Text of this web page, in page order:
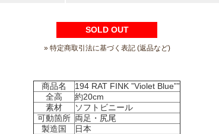
SOLD OUT
» 特定商取引法に基づく表記 (返品など)
商品名
194 RAT FINK ”Violet Blue””
全高
約20cm
素材
ソフトビニール
可動箇所 両足・尻尾
製造国
日本